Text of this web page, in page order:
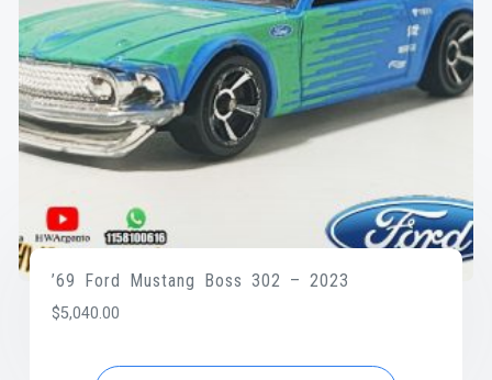
’69 Ford Mustang Boss 302 – 2023
$5,040.00